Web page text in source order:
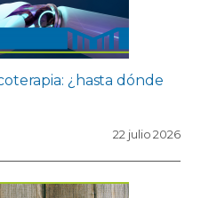
¿hasta dónde
22 julio 2026